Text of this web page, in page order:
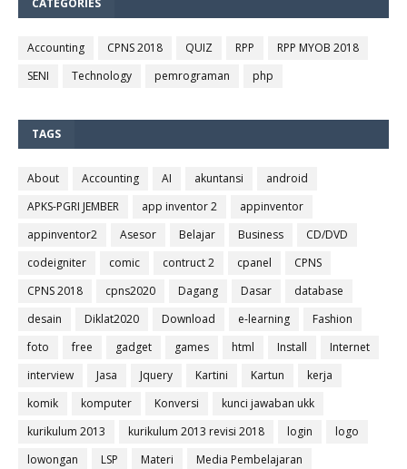
CATEGORIES
Accounting CPNS 2018 QUIZ RPP
RPP MYOB 2018
SENI
Technology pemrograman php
TAGS
About Accounting AI akuntansi
android
APKS-PGRI JEMBER
app inventor 2
appinventor
appinventor2
Asesor Belajar Business
CD/DVD
codeigniter
comic contruct 2 cpanel
CPNS
CPNS 2018
cpns2020 Dagang Dasar
database
desain
Diklat2020 Download e-learning
Fashion
foto
free gadget games html Install
Internet
interview
Jasa Jquery Kartini Kartun
kerja
komik
komputer Konversi
kunci jawaban ukk
kurikulum 2013
kurikulum 2013 revisi 2018 login
logo
lowongan
LSP Materi
Media Pembelajaran